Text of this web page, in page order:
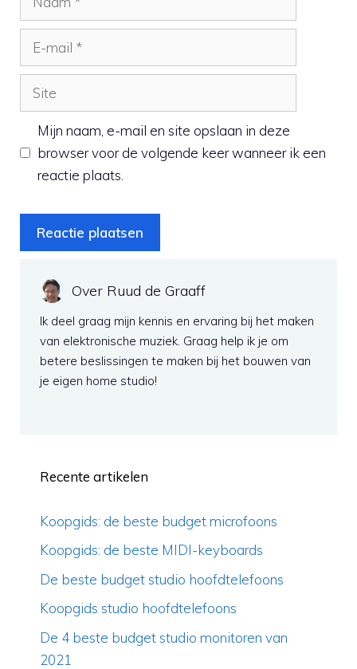
Site
Mijn naam, e-mail en site opslaan in deze
browser voor de volgende keer wanneer ik een
reactie plaats.
Over Ruud de Graaff
Ik deel graag mijn kennis en ervaring bij het maken
van elektronische muziek. Graag help ik je om
betere beslissingen te maken bij het bouwen van
je eigen home studio!
Recente artikelen
Koopgids: de beste budget microfoons
Koopgids: de beste MIDI-keyboards
De beste budget studio hoofdtelefoons
Koopgids studio hoofdtelefoons
De 4 beste budget studio monitoren van
2021